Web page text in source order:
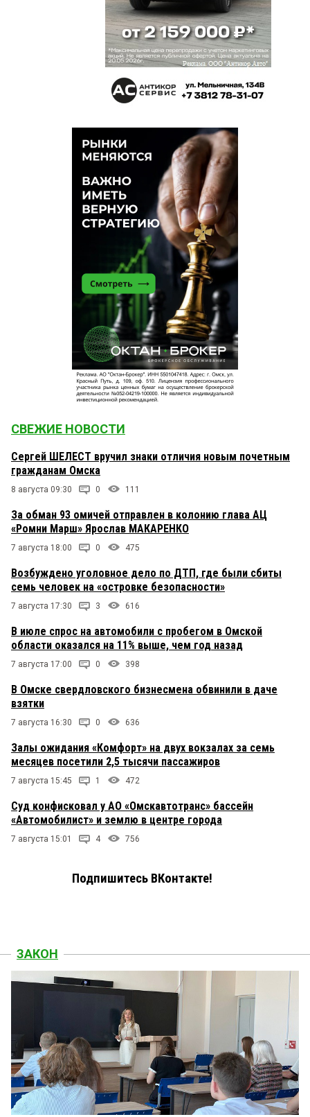
СВЕЖИЕ НОВОСТИ
Сергей ШЕЛЕСТ вручил знаки отличия новым почетным
гражданам Омска
8 августа 09:30 0 111
За обман 93 омичей отправлен в колонию глава АЦ
«Ромни Марш» Ярослав МАКАРЕНКО
7 августа 18:00 0 475
Возбуждено уголовное дело по ДТП, где были сбиты
семь человек на «островке безопасности»
7 августа 17:30 3 616
В июле спрос на автомобили с пробегом в Омской
области оказался на 11% выше, чем год назад
7 августа 17:00 0 398
В Омске свердловского бизнесмена обвинили в даче
взятки
7 августа 16:30 0 636
Залы ожидания «Комфорт» на двух вокзалах за семь
месяцев посетили 2,5 тысячи пассажиров
7 августа 15:45 1 472
Суд конфисковал у АО «Омскавтотранс» бассейн
«Автомобилист» и землю в центре города
7 августа 15:01 4 756
Подпишитесь ВКонтакте!
ЗАКОН